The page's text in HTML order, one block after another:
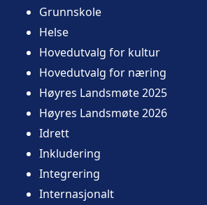
Grunnskole
Helse
Hovedutvalg for kultur
Hovedutvalg for næring
Høyres Landsmøte 2025
Høyres Landsmøte 2026
Idrett
Inkludering
Integrering
Internasjonalt